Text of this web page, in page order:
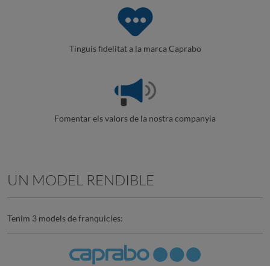
Tinguis fidelitat a la marca Caprabo
Fomentar els valors de la nostra companyia
UN MODEL RENDIBLE
Tenim 3 models de franquicies: